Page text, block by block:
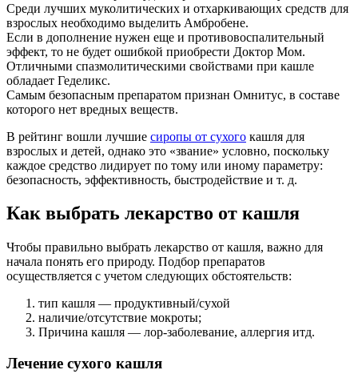
Среди лучших муколитических и отхаркивающих средств для
взрослых необходимо выделить Амбробене.
Если в дополнение нужен еще и противовоспалительный
эффект, то не будет ошибкой приобрести Доктор Мом.
Отличными спазмолитическими свойствами при кашле
обладает Геделикс.
Самым безопасным препаратом признан Омнитус, в составе
которого нет вредных веществ.
В рейтинг вошли лучшие сиропы от сухого кашля для
взрослых и детей, однако это «звание» условно, поскольку
каждое средство лидирует по тому или иному параметру:
безопасность, эффективность, быстродействие и т. д.
Как выбрать лекарство от кашля
Чтобы правильно выбрать лекарство от кашля, важно для
начала понять его природу. Подбор препаратов
осуществляется с учетом следующих обстоятельств:
тип кашля — продуктивный/сухой
наличие/отсутствие мокроты;
Причина кашля — лор-заболевание, аллергия итд.
Лечение сухого кашля